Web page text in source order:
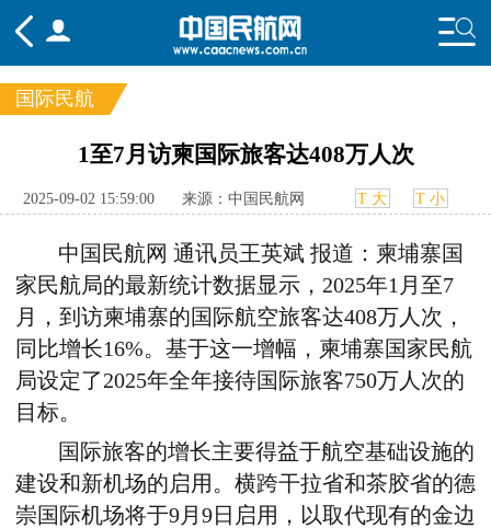
国内 国际
行业
国际民航
1至7月访柬国际旅客达408万人次
2025-09-02 15:59:00 来源：中国民航网 T 大 T 小
中国民航网 通讯员王英斌 报道：柬埔寨国
家民航局的最新统计数据显示，2025年1月至7
月，到访柬埔寨的国际航空旅客达408万人次，
同比增长16%。基于这一增幅，柬埔寨国家民航
局设定了2025年全年接待国际旅客750万人次的
目标。
国际旅客的增长主要得益于航空基础设施的
建设和新机场的启用。横跨干拉省和茶胶省的德
崇国际机场将于9月9日启用，以取代现有的金边